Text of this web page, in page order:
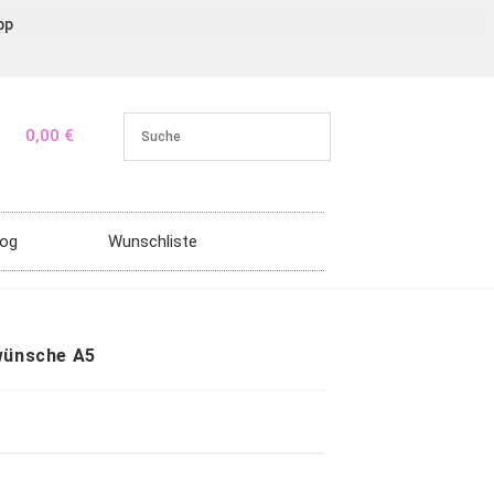
0,00 €
Wunschliste
A5